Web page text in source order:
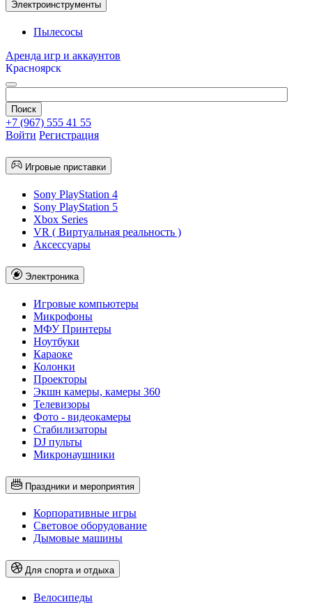
Электроинструменты
Пылесосы
Аренда игр и аккаунтов
Красноярск
+7 (967) 555 41 55
Войти Регистрация
Игровые приставки
Sony PlayStation 4
Sony PlayStation 5
Xbox Series
VR ( Виртуальная реальность )
Аксессуары
Электроника
Игровые компьютеры
Микрофоны
МФУ Принтеры
Ноутбуки
Караоке
Колонки
Проекторы
Экшн камеры, камеры 360
Телевизоры
Фото - видеокамеры
Стабилизаторы
DJ пульты
Микронаушники
Праздники и мероприятия
Корпоративные игры
Световое оборудование
Дымовые машины
Для спорта и отдыха
Велосипеды